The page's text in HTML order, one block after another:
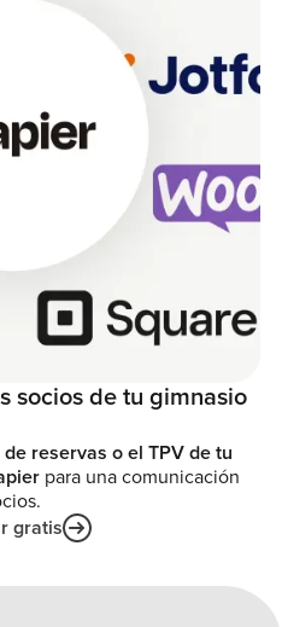
socios de tu gimnasio
reservas o el TPV de tu
para una comunicación
gratis